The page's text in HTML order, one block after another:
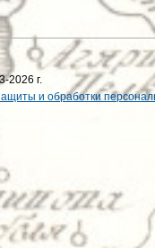
2026 г.
и обработки